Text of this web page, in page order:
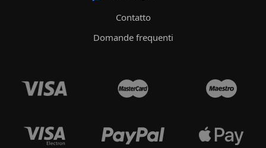
Contatto
Domande frequenti